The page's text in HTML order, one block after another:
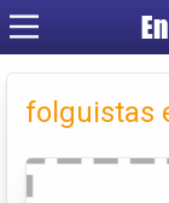
folguistas